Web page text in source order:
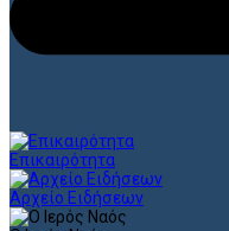
Επικαιρότητα
Αρχείο Ειδήσεων